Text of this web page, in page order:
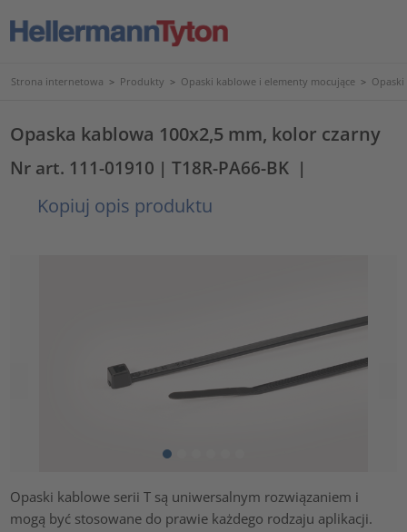
Strona internetowa > Produkty > Opaski kablowe i elementy mocujące >
Opaska kablowa 100x2,5 mm, kolor czarny
Nr art. 111-01910 | T18R-PA66-BK |
Kopiuj opis produktu
Opaski kablowe serii T są uniwersalnym rozwiązaniem i
mogą być stosowane do prawie każdego rodzaju aplikacji.